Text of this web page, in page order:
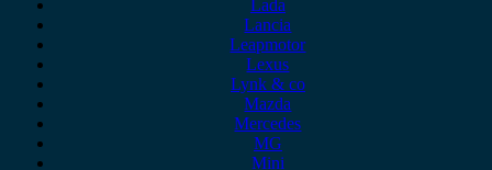
Lada
Lancia
Leapmotor
Lexus
Lynk & co
Mazda
Mercedes
MG
Mini